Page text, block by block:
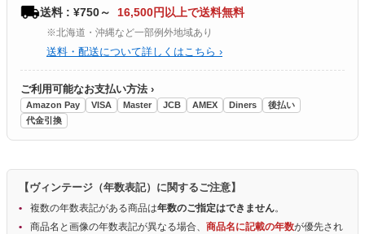
送料 : ¥750～ 16,500円以上で送料無料
※北海道・沖縄など一部例外地域あり
送料・配送について詳しくはこちら ›
ご利用可能なお支払い方法 ›
Amazon Pay VISA Master JCB AMEX Diners
後払い
代金引換
【ヴィンテージ（年数表記）に関するご注意】
複数の年数表記がある商品は年数のご指定はできません。
商品名と画像の年数表記が異なる場合、 商品名に記載の年数が優先され